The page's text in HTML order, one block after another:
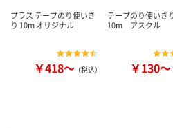
プラス テープのり使いき
り 10m オリジナル
￥418～ （税込）
テープのり使いき
10m アスクル
￥130～